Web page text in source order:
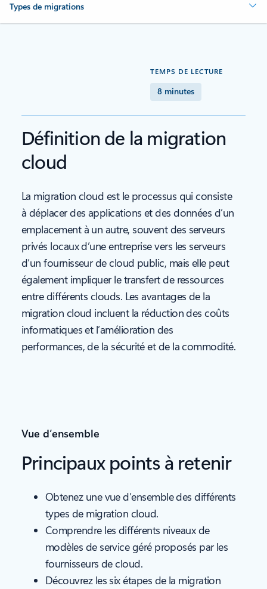
Types de migrations
TEMPS DE LECTURE
8 minutes
Définition de la migration
cloud
La migration cloud est le processus qui consiste
à déplacer des applications et des données d’un
emplacement à un autre, souvent des serveurs
privés locaux d’une entreprise vers les serveurs
d’un fournisseur de cloud public, mais elle peut
également impliquer le transfert de ressources
entre différents clouds. Les avantages de la
migration cloud incluent la réduction des coûts
informatiques et l’amélioration des
performances, de la sécurité et de la commodité.
Vue d’ensemble
Principaux points à retenir
Obtenez une vue d’ensemble des différents
types de migration cloud.
Comprendre les différents niveaux de
modèles de service géré proposés par les
fournisseurs de cloud.
Découvrez les six étapes de la migration